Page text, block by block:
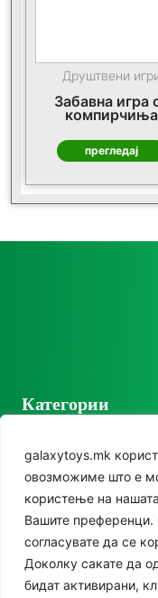
galaxytoys.mk
овозможиме што е
користење на
Вашите
согласувате да се
Доколку сакате да
бидат активирани,
Друштвени
Забавна игра
компирчиња
прегледај
Категории
Сезонска опрема
Друштвени игри
За двор
Едукативни